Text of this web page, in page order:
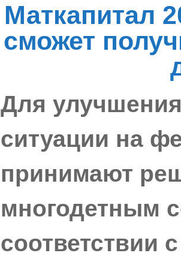
Маткапитал
сможет
Для
ситуации на
принимают
многодетным
соответствии